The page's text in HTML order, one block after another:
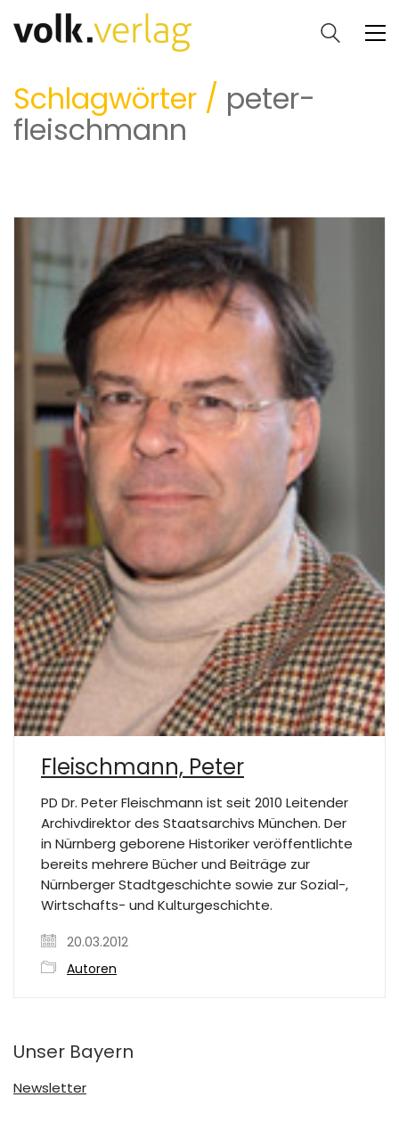
Schlagwörter / peter-
fleischmann
Fleischmann, Peter
PD Dr. Peter Fleischmann ist seit 2010 Leitender
Archivdirektor des Staatsarchivs München. Der
in Nürnberg geborene Historiker veröffentlichte
bereits mehrere Bücher und Beiträge zur
Nürnberger Stadtgeschichte sowie zur Sozial-,
Wirtschafts- und Kulturgeschichte.
20.03.2012
Autoren
Unser Bayern
Newsletter